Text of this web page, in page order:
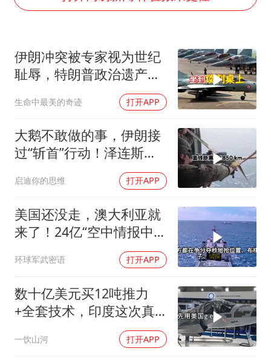
2025年小学教师减少13.19万
上海大部迎大暴雨
《龙餐馆》 冲奖
构建更高水平的全民健身公共服务体系
伊朗冲突被专家视为世纪
耻辱，特朗普政治遗产遭
生命中最美的奇迹 打开APP
大鹅不敢做的事，伊朗接
过“斩首”行动！泽连斯基
启迪你的思维 打开APP
美国还没走，澳大利亚就
来了！24亿“空中情报中
心”刚到手就杀入南海
环球军武密语 打开APP
数十亿美元买12吨推力
+全套技术，印度这次真
一饮山河 打开APP